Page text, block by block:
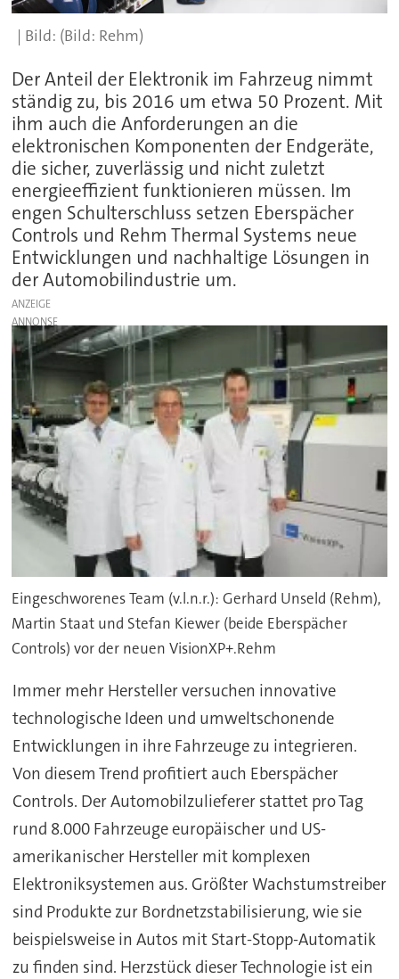
(Bild: Rehm)
Der Anteil der Elektronik im Fahrzeug nimmt
ständig zu, bis 2016 um etwa 50 Prozent. Mit
ihm auch die Anforderungen an die
elektronischen Komponenten der Endgeräte,
die sicher, zuverlässig und nicht zuletzt
energieeffizient funktionieren müssen. Im
engen Schulterschluss setzen Eberspächer
Controls und Rehm Thermal Systems neue
Entwicklungen und nachhaltige Lösungen in
der Automobilindustrie um.
ANZEIGE
Eingeschworenes Team (v.l.n.r.): Gerhard Unseld (Rehm),
Martin Staat und Stefan Kiewer (beide Eberspächer
Controls) vor der neuen VisionXP+.Rehm
Immer mehr Hersteller versuchen innovative
technologische Ideen und umweltschonende
Entwicklungen in ihre Fahrzeuge zu integrieren.
Von diesem Trend profitiert auch Eberspächer
Controls. Der Automobilzulieferer stattet pro Tag
rund 8.000 Fahrzeuge europäischer und US-
amerikanischer Hersteller mit komplexen
Elektroniksystemen aus. Größter Wachstumstreiber
sind Produkte zur Bordnetzstabilisierung, wie sie
beispielsweise in Autos mit Start-Stopp-Automatik
zu finden sind. Herzstück dieser Technologie ist ein